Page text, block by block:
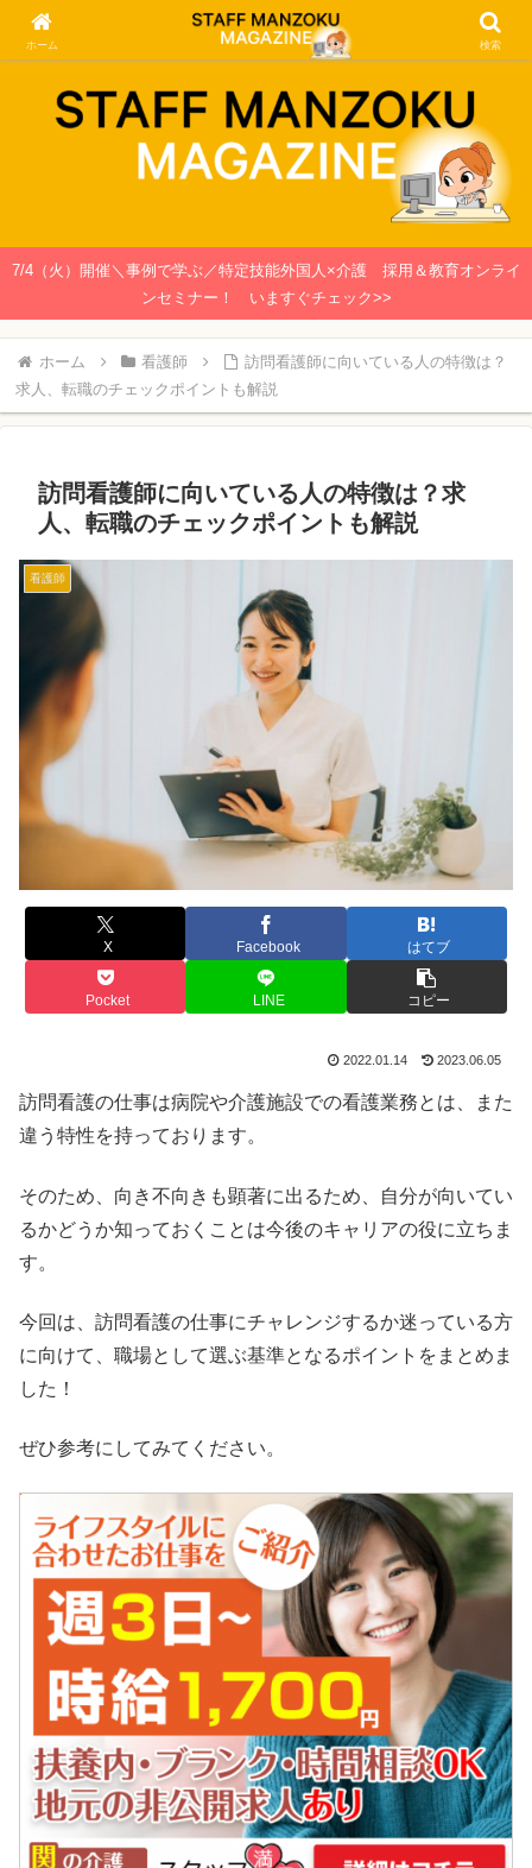
関西で働く介護士・看護師のための情報メディア
7/4（火）開催＼事例で学ぶ／特定技能外国人×介護 採用＆教育オンライ
ンセミナー！ いますぐチェック>>
ホーム 看護師
訪問看護師に向いている人の特徴は？
求人、転職のチェックポイントも解説
訪問看護師に向いている人の特徴は？求
人、転職のチェックポイントも解説
看護師
X Facebook はてブ
Pocket LINE コピー
2022.01.14 2023.06.05
訪問看護の仕事は病院や介護施設での看護業務とは、また
違う特性を持っております。
そのため、向き不向きも顕著に出るため、自分が向いてい
るかどうか知っておくことは今後のキャリアの役に立ちま
す。
今回は、訪問看護の仕事にチャレンジするか迷っている方
に向けて、職場として選ぶ基準となるポイントをまとめま
した！
ぜひ参考にしてみてください。
ホーム 検索